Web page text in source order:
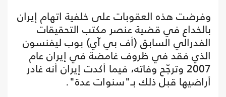
وفرضت هذه العقوبات على خلفية اتهام إيران
بالخداع في قضية عنصر مكتب التحقيقات
الفدرالي السابق (أف بي آي) بوب ليفنسون
الذي فقد في ظروف غامضة في إيران عام
2007 وترجّح وفاته، فيما أكدت إيران أنه غادر
أراضيها قبل ذلك بـ"سنوات عدة".